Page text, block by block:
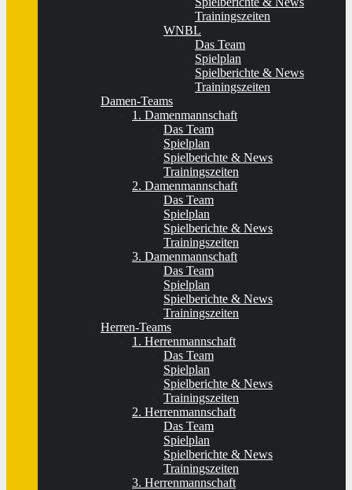
Trainingszeiten
WNBL
Das Team
Spielplan
Spielberichte & News
Trainingszeiten
Damen-Teams
1. Damenmannschaft
Das Team
Spielplan
Spielberichte & News
Trainingszeiten
2. Damenmannschaft
Das Team
Spielplan
Spielberichte & News
Trainingszeiten
3. Damenmannschaft
Das Team
Spielplan
Spielberichte & News
Trainingszeiten
Herren-Teams
1. Herrenmannschaft
Das Team
Spielplan
Spielberichte & News
Trainingszeiten
2. Herrenmannschaft
Das Team
Spielplan
Spielberichte & News
Trainingszeiten
3. Herrenmannschaft